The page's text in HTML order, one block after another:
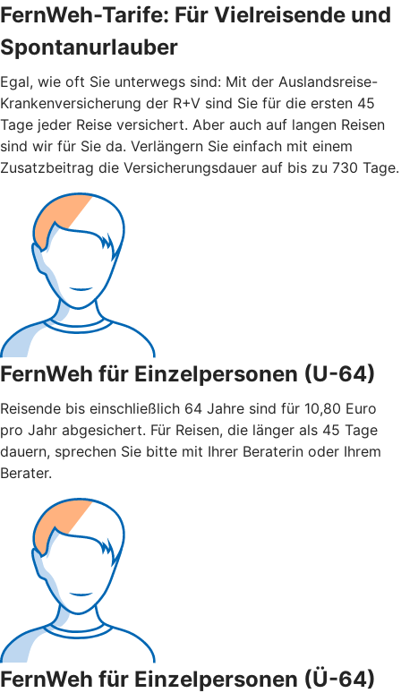
FernWeh-Tarife: Für Vielreisende und
Spontanurlauber
Egal, wie oft Sie unterwegs sind: Mit der Auslandsreise-
Krankenversicherung der R+V sind Sie für die ersten 45
Tage jeder Reise versichert. Aber auch auf langen Reisen
sind wir für Sie da. Verlängern Sie einfach mit einem
Zusatzbeitrag die Versicherungsdauer auf bis zu 730 Tage.
FernWeh für Einzelpersonen (U-64)
Reisende bis einschließlich 64 Jahre sind für 10,80 Euro
pro Jahr abgesichert. Für Reisen, die länger als 45 Tage
dauern, sprechen Sie bitte mit Ihrer Beraterin oder Ihrem
Berater.
FernWeh für Einzelpersonen (Ü-64)